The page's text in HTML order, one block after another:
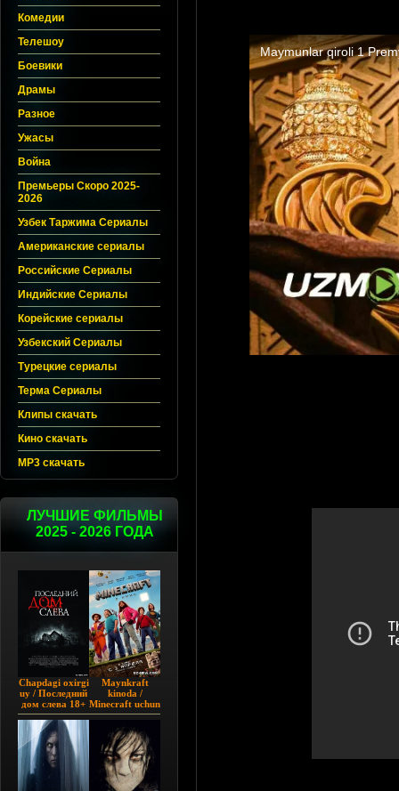
Комедии
Телешоу
Боевики
Драмы
Разное
Ужасы
Война
Премьеры Скоро 2025-
2026
Узбек Таржима Сериалы
Американские сериалы
Российские Сериалы
Индийские Сериалы
Корейские сериалы
Узбекский Сериалы
Турецкие сериалы
Терма Сериалы
Клипы скачать
Кино скачать
MP3 скачать
ЛУЧШИЕ ФИЛЬМЫ
2025 - 2026 ГОДА
Chapdagi oxirgi
uy / Последний
дом слева 18+
(2009)
Maynkraft
kinoda /
Minecraft uchun
film / Maygiraft
2025 AQSH
filmi